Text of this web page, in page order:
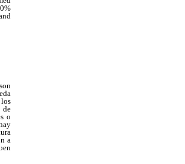
de
o
a